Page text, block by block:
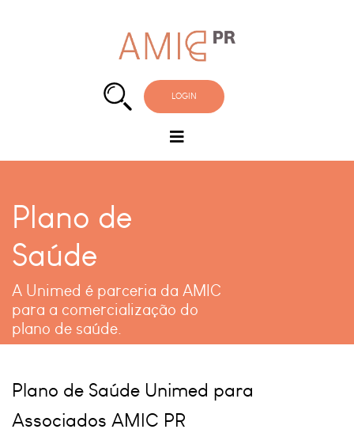
LOGIN
Plano de
Saúde
A Unimed é parceria da AMIC
para a comercialização do
plano de saúde.
Plano de Saúde Unimed para
Associados AMIC PR